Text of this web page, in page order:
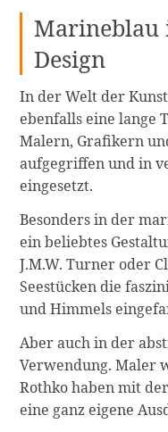
Marineblau
Design
In der Welt der
ebenfalls eine lange
Malern, Grafikern
aufgegriffen und in
eingesetzt.
Besonders in der
ein beliebtes
J.M.W. Turner oder
Seestücken die
und Himmels
Aber auch in der
Verwendung. Maler
Rothko haben mit
eine ganz eigene